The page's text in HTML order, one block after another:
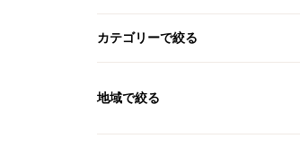
カテゴリーで絞る
地域で絞る